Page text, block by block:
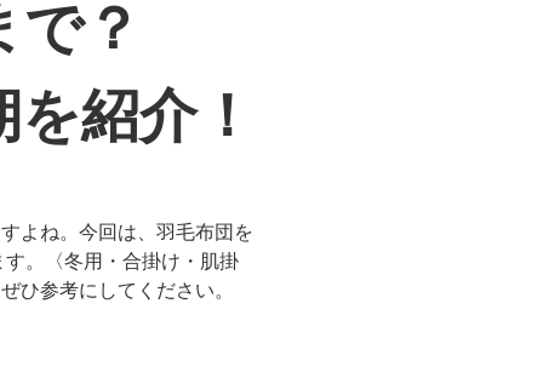
？
紹介！
よね。今回は、羽毛布団を
。〈冬用・合掛け・肌掛
ひ参考にしてください。